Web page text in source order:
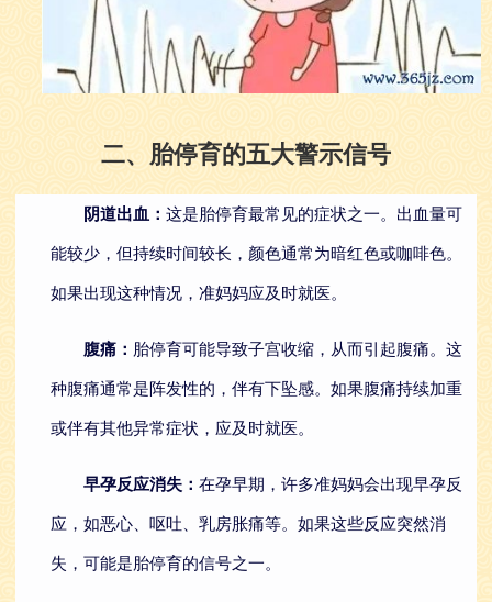
二、胎停育的五大警示信号
阴道出血： 这是胎停育最常见的症状之一。出血量可
能较少，但持续时间较长，颜色通常为暗红色或咖啡色。
如果出现这种情况，准妈妈应及时就医。
腹痛： 胎停育可能导致子宫收缩，从而引起腹痛。这
种腹痛通常是阵发性的，伴有下坠感。如果腹痛持续加重
或伴有其他异常症状，应及时就医。
早孕反应消失： 在孕早期，许多准妈妈会出现早孕反
应，如恶心、呕吐、乳房胀痛等。如果这些反应突然消
失，可能是胎停育的信号之一。